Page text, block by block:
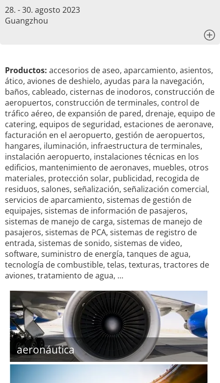
28. - 30. agosto 2023
Guangzhou
Productos: accesorios de aseo, aparcamiento, asientos,
ático, aviones de deshielo, ayudas para la navegación,
baños, cableado, cisternas de inodoros, construcción de
aeropuertos, construcción de terminales, control de
tráfico aéreo, de expansión de pared, drenaje, equipo de
catering, equipos de seguridad, estaciones de aeronave,
facturación en el aeropuerto, gestión de aeropuertos,
hangares, iluminación, infraestructura de terminales,
instalación aeropuerto, instalaciones técnicas en los
edificios, mantenimiento de aeronaves, muebles, otros
materiales, protección solar, publicidad, recogida de
residuos, salones, señalización, señalización comercial,
servicios de aparcamiento, sistemas de gestión de
equipajes, sistemas de información de pasajeros,
sistemas de manejo de carga, sistemas de manejo de
pasajeros, sistemas de PCA, sistemas de registro de
entrada, sistemas de sonido, sistemas de video,
software, suministro de energía, tanques de agua,
tecnología de combustible, telas, texturas, tractores de
aviones, tratamiento de agua, …
aeronáutica